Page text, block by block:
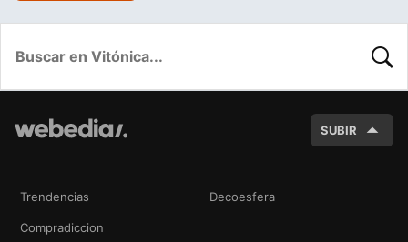
SUBIR
Trendencias Decoesfera
Compradiccion